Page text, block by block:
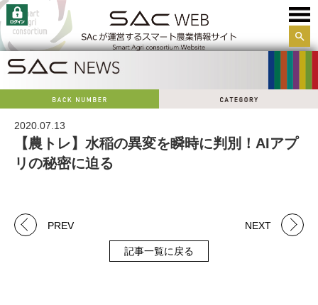
サイ
2020.07.13
【農トレ】水稲の異変を瞬時に判別！AIアプ
リの秘密に迫る
PREV
記事一覧に戻る
NEXT